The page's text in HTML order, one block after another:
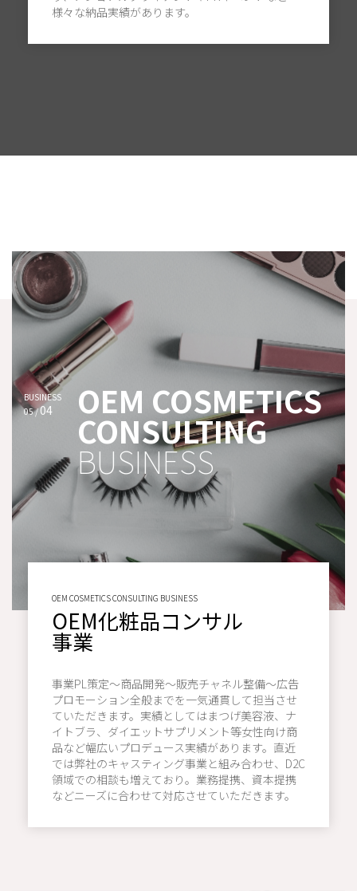
様々な納品実績があります。
BUSINESS
05 /04 OEM COSMETICS
CONSULTING
BUSINESS
OEM COSMETICS CONSULTING BUSINESS
OEM化粧品コンサル
事業
事業PL策定～商品開発～販売チャネル整備～広告
プロモーション全般までを一気通貫して担当させ
ていただきます。実績としてはまつげ美容液、ナ
イトブラ、ダイエットサプリメント等女性向け商
品など幅広いプロデュース実績があります。直近
では弊社のキャスティング事業と組み合わせ、D2C
領域での相談も増えており。業務提携、資本提携
などニーズに合わせて対応させていただきます。